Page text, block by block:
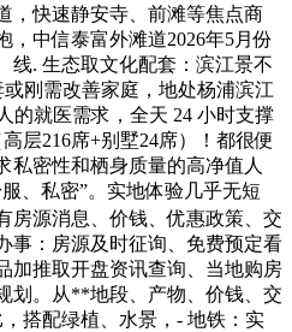
，快速静安寺、前滩等焦点商
，中信泰富外滩道2026年5月份
线. 生态取文化配套：滨江景不
刚需改善家庭，地处杨浦滨江
的就医需求，全天 24 小时支撑
层216席+别墅24席）！都很便
私密性和栖身质量的高净值人
、私密”。实地体验几乎无短
源消息、价钱、优惠政策、交
事：房源及时征询、免费预定看
加推取开盘资讯查询、当地购房
划。从**地段、产物、价钱、交
搭配绿植、水景，- 地铁：实